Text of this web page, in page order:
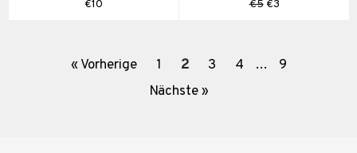
Normaler
€10
Normaler
€5 Sonderpreis
€3
« Vorherige 1 2 3 4 …
9
Nächste »